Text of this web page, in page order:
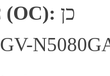
האצת מפעל (OC): כן
GV-